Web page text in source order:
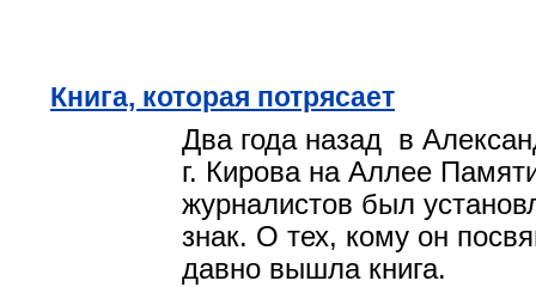
Книга, которая потрясает
Два года назад в
г. Кирова на Аллее
журналистов был
знак. О тех, кому он
давно вышла книга.